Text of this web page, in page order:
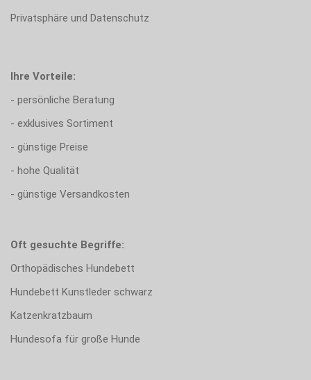
Privatsphäre und Datenschutz
Ihre Vorteile:
- persönliche Beratung
- exklusives Sortiment
- günstige Preise
- hohe Qualität
- günstige Versandkosten
Oft gesuchte Begriffe:
Orthopädisches Hundebett
Hundebett Kunstleder schwarz
Katzenkratzbaum
Hundesofa für große Hunde